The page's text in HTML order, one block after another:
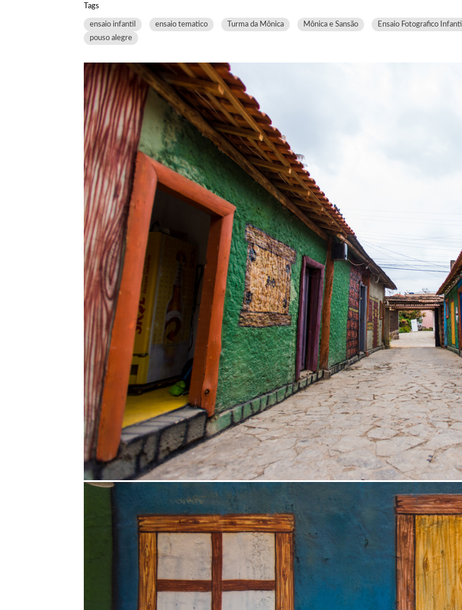
Tags
ensaio infantil ensaio tematico Turma da Mônica Mônica e Sansão Ensaio Fotografico Infantil
pouso alegre